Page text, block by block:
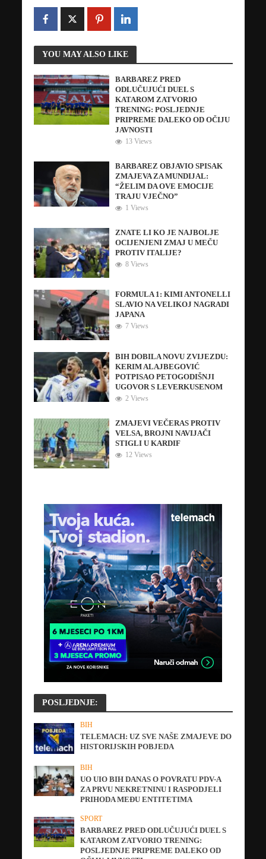
YOU MAY ALSO LIKE
BARBAREZ PRED
ODLUČUJUĆI DUEL S
KATAROM ZATVORIO
TRENING: POSLJEDNJE
PRIPREME DALEKO OD OČIJU
JAVNOSTI
13 Views
BARBAREZ OBJAVIO SPISAK
ZMAJEVA ZA MUNDIJAL:
“ŽELIM DA OVE EMOCIJE
TRAJU VJEČNO”
1 Views
ZNATE LI KO JE NAJBOLJE
OCIJENJENI ZMAJ U MEČU
PROTIV ITALIJE?
8 Views
FORMULA 1: KIMI ANTONELLI
SLAVIO NA VELIKOJ NAGRADI
JAPANA
7 Views
BIH DOBILA NOVU ZVIJEZDU:
KERIM ALAJBEGOVIĆ
POTPISAO PETOGODIŠNJI
UGOVOR S LEVERKUSENOM
2 Views
ZMAJEVI VEČERAS PROTIV
VELSA, BROJNI NAVIJAČI
STIGLI U KARDIF
12 Views
POSLJEDNJE:
BIH
TELEMACH: UZ SVE NAŠE ZMAJEVE DO
HISTORIJSKIH POBJEDA
BIH
UO UIO BIH DANAS O POVRATU PDV-A
ZA PRVU NEKRETNINU I RASPODJELI
PRIHODA MEĐU ENTITETIMA
SPORT
BARBAREZ PRED ODLUČUJUĆI DUEL S
KATAROM ZATVORIO TRENING:
POSLJEDNJE PRIPREME DALEKO OD